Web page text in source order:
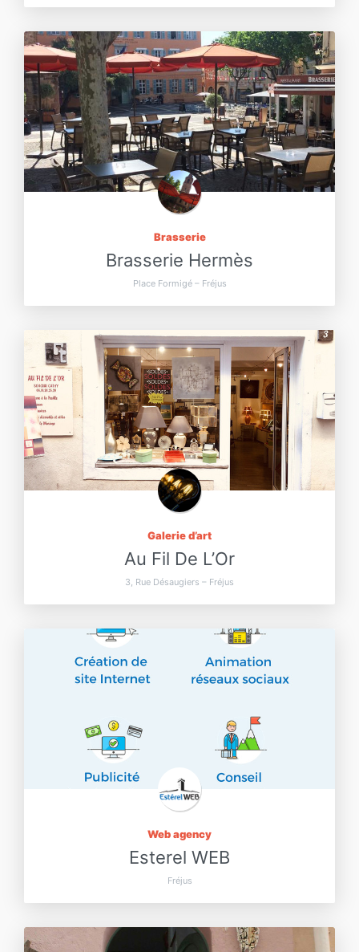
Brasserie
Brasserie Hermès
Place Formigé – Fréjus
Galerie d’art
Au Fil De L’Or
3, Rue Désaugiers – Fréjus
Web agency
Esterel WEB
Fréjus